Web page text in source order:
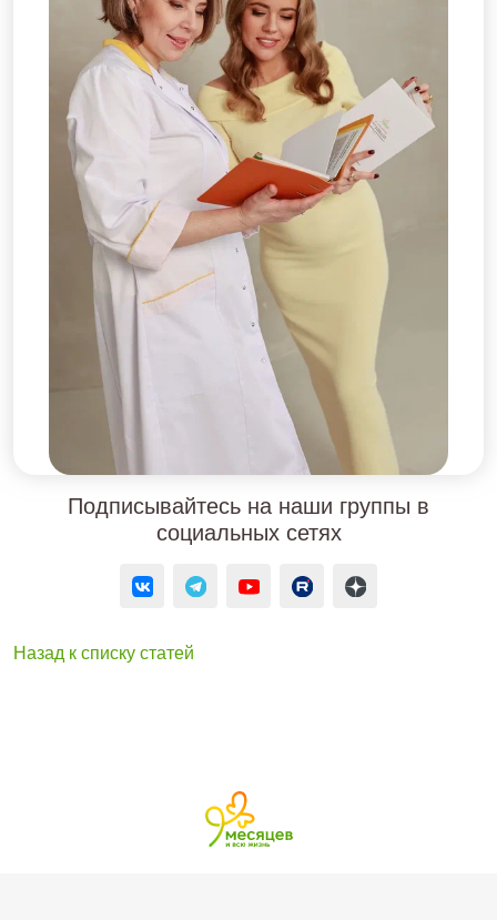
Подписывайтесь на наши группы в
социальных сетях
Назад к списку статей